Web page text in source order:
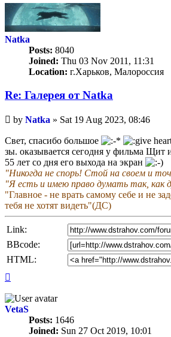
Natka
Posts: 8040
Joined: Thu 03 Nov 2011, 11:31
Location: г.Харьков, Малороссия
Re: Галерея от Natka
Unread
post
by Natka » Sat 19 Aug 2023, 08:46
Свет, спасибо большое
зы. оказывается сегодня у фильма
55 лет со дня его выхода на экран
"Никогда не спорь! Стой на своем и
"Я есть и имею право думать так, как
"Главное - не врать самому себе и не
тебя не хотят видеть"(ДС)
Link:
BBcode:
HTML:
VetaS
Posts: 1646
Joined: Sun 27 Oct 2019, 10:01